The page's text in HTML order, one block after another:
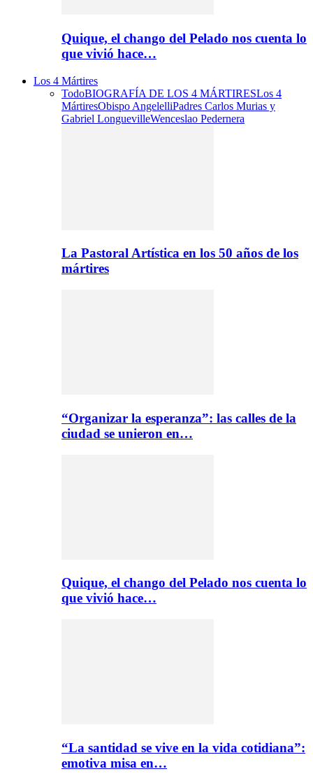
Quique, el chango del Pelado nos cuenta lo
que vivió hace…
Los 4 Mártires
TodoBIOGRAFÍA DE LOS 4 MÁRTIRESLos 4
MártiresObispo AngelelliPadres Carlos Murias y
Gabriel LonguevilleWenceslao Pedernera
La Pastoral Artística en los 50 años de los
mártires
“Organizar la esperanza”: las calles de la
ciudad se unieron en…
Quique, el chango del Pelado nos cuenta lo
que vivió hace…
“La santidad se vive en la vida cotidiana”:
emotiva misa en…